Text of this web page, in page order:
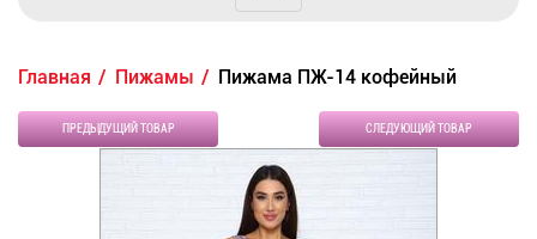
Главная Пижамы Пижама ПЖ-14 кофейный
ПРЕДЫДУЩИЙ ТОВАР СЛЕДУЮЩИЙ ТОВАР